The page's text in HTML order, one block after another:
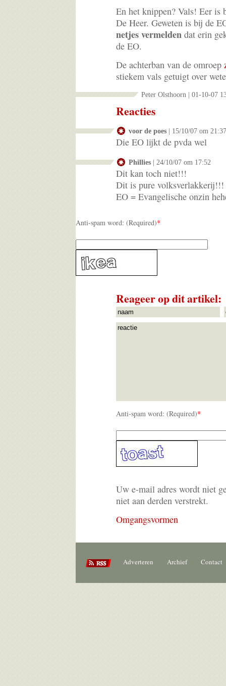
En het knippen? Vals! Eer is
De Heer. Geweten is bij de
netjes vermelden dat erin
de EO.
De achterban van de omroep
stiekem vals getuigt over
Peter Olsthoorn | 01-10-07
Reacties
voor de poes | 15/10/07 om 21:37
Die EO lijkt de pvda wel
Phillies | 24/10/07 om 17:52
Dit kan toch niet!!!
Dit is pure volksverlakkerij!!!
EO = Evangelische onzin
Anti-spam word: (Required)*
Reageer op dit artikel:
Anti-spam word: (Required)*
Uw e-mail adres wordt niet
niet aan derden verstrekt.
Omgangsvormen
Adverteren Archief Contact